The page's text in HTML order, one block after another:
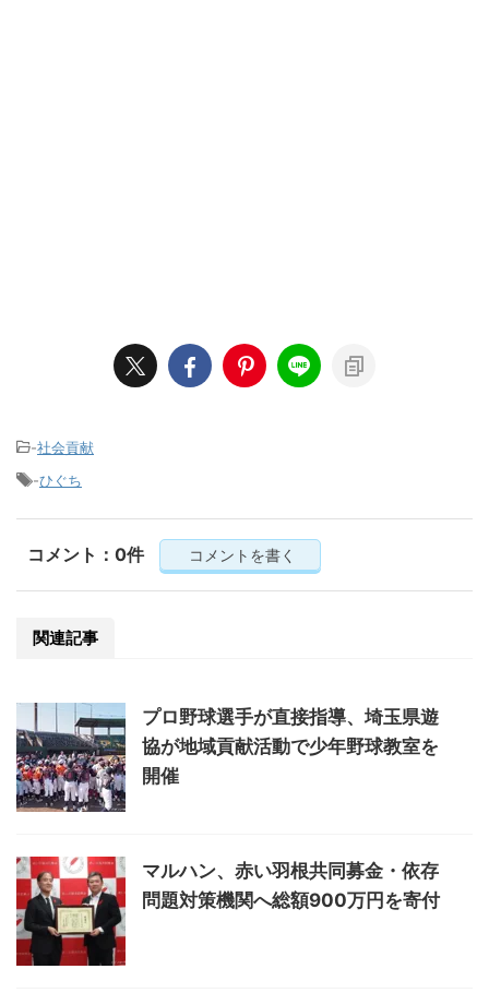
-社会貢献
-ひぐち
コメント：0件 コメントを書く
関連記事
プロ野球選手が直接指導、埼玉県遊
協が地域貢献活動で少年野球教室を
開催
マルハン、赤い羽根共同募金・依存
問題対策機関へ総額900万円を寄付